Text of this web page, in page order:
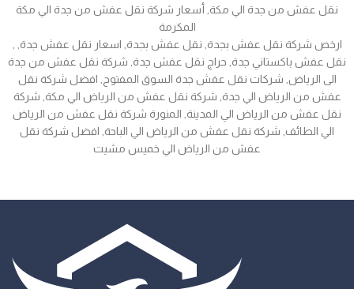
نقل عفش من جدة الي مكة, أسعار شركة نقل عفش من جدة الي مكة
المكرمة
نقل عفش باكستاني جدة, حراج نقل عفش جدة, شركة نقل عفش من جدة
الى الرياض, شركات نقل عفش جدة السوق المفتوح, افضل شركة نقل
عفش من الرياض الي جدة, شركة نقل عفش من الرياض الي مكة, شركة
نقل عفش من الرياض الي المدينة, المنورة شركة نقل عفش من الرياض
الي الطائف, شركة نقل عفش من الرياض الي الباحة, افضل شركة نقل
عفش من الرياض الي خميس مشيت